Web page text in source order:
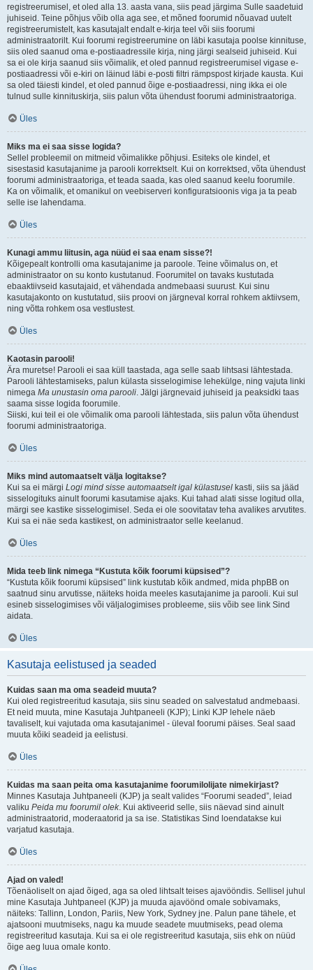
registreerumisel, et oled alla 13. aasta vana, siis pead järgima Sulle saadetuid
juhiseid. Teine põhjus võib olla aga see, et mõned foorumid nõuavad uutelt
registreerumistelt, kas kasutajalt endalt e-kirja teel või siis foorumi
administraatorilt. Kui foorumi registreerumine on läbi kasutaja poolse kinnituse,
siis oled saanud oma e-postiaadressile kirja, ning järgi sealseid juhiseid. Kui
sa ei ole kirja saanud siis võimalik, et oled pannud registreerumisel vigase e-
postiaadressi või e-kiri on läinud läbi e-posti filtri rämpspost kirjade kausta. Kui
sa oled täiesti kindel, et oled pannud õige e-postiaadressi, ning ikka ei ole
tulnud sulle kinnituskirja, siis palun võta ühendust foorumi administraatoriga.
Üles
Miks ma ei saa sisse logida?
Sellel probleemil on mitmeid võimalikke põhjusi. Esiteks ole kindel, et
sisestasid kasutajanime ja parooli korrektselt. Kui on korrektsed, võta ühendust
foorumi administraatoriga, et teada saada, kas oled saanud keelu foorumile.
Ka on võimalik, et omanikul on veebiserveri konfiguratsioonis viga ja ta peab
selle ise lahendama.
Üles
Kunagi ammu liitusin, aga nüüd ei saa enam sisse?!
Kõigepealt kontrolli oma kasutajanime ja paroole. Teine võimalus on, et
administraator on su konto kustutanud. Foorumitel on tavaks kustutada
ebaaktiivseid kasutajaid, et vähendada andmebaasi suurust. Kui sinu
kasutajakonto on kustutatud, siis proovi on järgneval korral rohkem aktiivsem,
ning võtta rohkem osa vestlustest.
Üles
Kaotasin parooli!
Ära muretse! Parooli ei saa küll taastada, aga selle saab lihtsasi lähtestada.
Parooli lähtestamiseks, palun külasta sisselogimise lehekülge, ning vajuta linki
nimega Ma unustasin oma parooli. Jälgi järgnevaid juhiseid ja peaksidki taas
saama sisse logida foorumile.
Siiski, kui teil ei ole võimalik oma parooli lähtestada, siis palun võta ühendust
foorumi administraatoriga.
Üles
Miks mind automaatselt välja logitakse?
Kui sa ei märgi Logi mind sisse automaatselt igal külastusel kasti, siis sa jääd
sisselogituks ainult foorumi kasutamise ajaks. Kui tahad alati sisse logitud olla,
märgi see kastike sisselogimisel. Seda ei ole soovitatav teha avalikes arvutites.
Kui sa ei näe seda kastikest, on administraator selle keelanud.
Üles
Mida teeb link nimega “Kustuta kõik foorumi küpsised”?
“Kustuta kõik foorumi küpsised” link kustutab kõik andmed, mida phpBB on
saatnud sinu arvutisse, näiteks hoida meeles kasutajanime ja parooli. Kui sul
esineb sisselogimises või väljalogimises probleeme, siis võib see link Sind
aidata.
Üles
Kasutaja eelistused ja seaded
Kuidas saan ma oma seadeid muuta?
Kui oled registreeritud kasutaja, siis sinu seaded on salvestatud andmebaasi.
Et neid muuta, mine Kasutaja Juhtpaneeli (KJP); Linki KJP lehele näeb
tavaliselt, kui vajutada oma kasutajanimel - üleval foorumi päises. Seal saad
muuta kõiki seadeid ja eelistusi.
Üles
Kuidas ma saan peita oma kasutajanime foorumilolijate nimekirjast?
Minnes Kasutaja Juhtpaneeli (KJP) ja sealt valides “Foorumi seaded”, leiad
valiku Peida mu foorumil olek. Kui aktiveerid selle, siis näevad sind ainult
administraatorid, moderaatorid ja sa ise. Statistikas Sind loendatakse kui
varjatud kasutaja.
Üles
Ajad on valed!
Tõenäoliselt on ajad õiged, aga sa oled lihtsalt teises ajavööndis. Sellisel juhul
mine Kasutaja Juhtpaneel (KJP) ja muuda ajavöönd omale sobivamaks,
näiteks: Tallinn, London, Pariis, New York, Sydney jne. Palun pane tähele, et
ajatsooni muutmiseks, nagu ka muude seadete muutmiseks, pead olema
registreeritud kasutaja. Kui sa ei ole registreeritud kasutaja, siis ehk on nüüd
õige aeg luua omale konto.